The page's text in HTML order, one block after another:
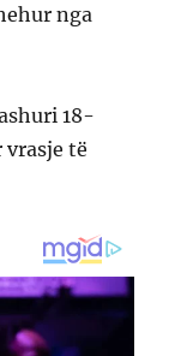
nga
18-
vrasje të